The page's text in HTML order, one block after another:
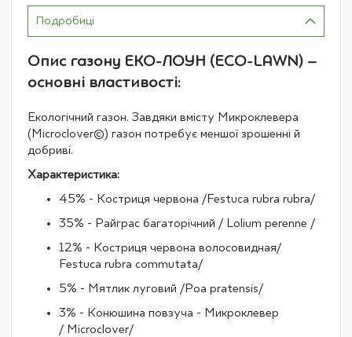
Подробиці
Опис газону ЕКО-ЛОУН (ECO-LAWN) –
основні властивості:
Екологічний газон. Завдяки вмісту Микроклевера
(Microclover©) газон потребує меншої зрошенні й
добриві.
Характеристика:
45% - Костриця червона /Festuca rubra rubra/
35% - Райграс багаторічний / Lolium perenne /
12% - Костриця червона волосовидная/
Festuca rubra commutata/
5% - Мятлик луговий /Poa pratensis/
3% - Конюшина повзуча - Микроклевер
/ Microclover/